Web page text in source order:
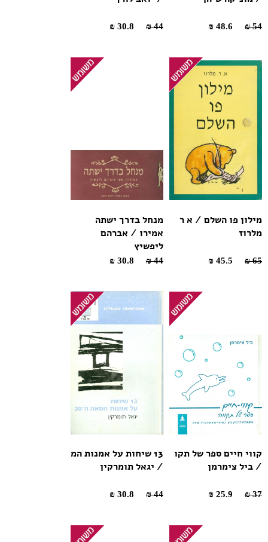
54 ₪
44 ₪
מילון פו השלם / א ר
מלרוז
65 ₪
מנחל בדרך ישתה
אמירו / אברהם
ליפשיץ
44 ₪
קווי חיים ספר של תקו
/ ביל צימרמן
37 ₪
13 שיחות על אמנות המ
/ יגאל תומרקין
44 ₪